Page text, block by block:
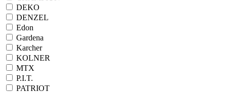
DEKO
DENZEL
Edon
Gardena
Karcher
KOLNER
MTX
P.I.T.
PATRIOT